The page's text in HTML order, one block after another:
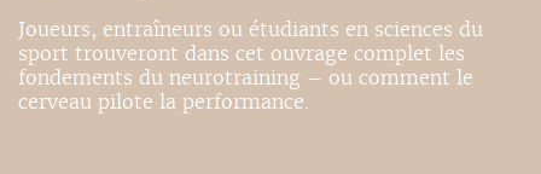
Joueurs, entraîneurs ou étudiants en sciences du
sport trouveront dans cet ouvrage complet les
fondements du neurotraining – ou comment le
cerveau pilote la performance.